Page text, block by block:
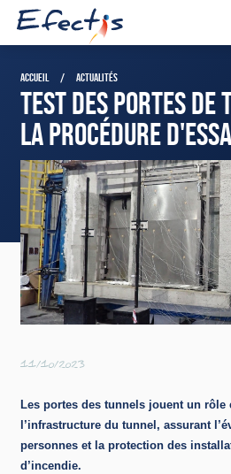
ACCUEIL ACTUALITÉS
TEST DES PORTES DE
LA PROCÉDURE
11/10/2023
Les portes des tunnels jouent un rôle
l’infrastructure du tunnel, assurant
personnes et la protection des
d’incendie.